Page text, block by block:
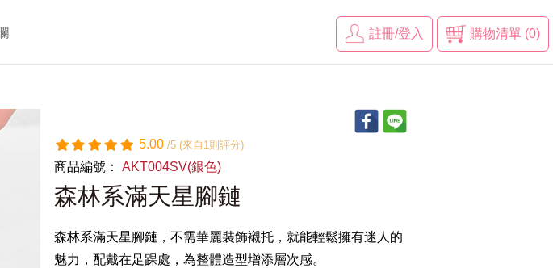
購物清單 (0)
註冊/登入
5.00/5 (來自1則評分)
商品編號：AKT004SV(銀色)
森林系滿天星腳鏈
森林系滿天星腳鏈，不需華麗裝飾襯托，就能輕鬆擁有迷人的
魅力，配戴在足踝處，為整體造型增添層次感。